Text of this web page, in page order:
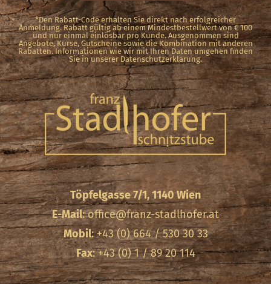
*Den Rabatt-Code erhalten Sie direkt nach erfolgreicher
Anmeldung. Rabatt gültig ab einem Mindestbestellwert von € 100
und nur einmal einlösbar pro Kunde. Ausgenommen sind
Angebote, Kurse, Gutscheine sowie die Kombination mit anderen
Rabatten. Informationen wie wir mit Ihren Daten umgehen finden
Sie in unserer Datenschutzerklärung.
Töpfelgasse 7/1, 1140 Wien
E-Mail:office@franz-stadlhofer.at
Mobil: +43 (0) 664 / 530 30 33
Fax: +43 (0) 1 / 89 20 114